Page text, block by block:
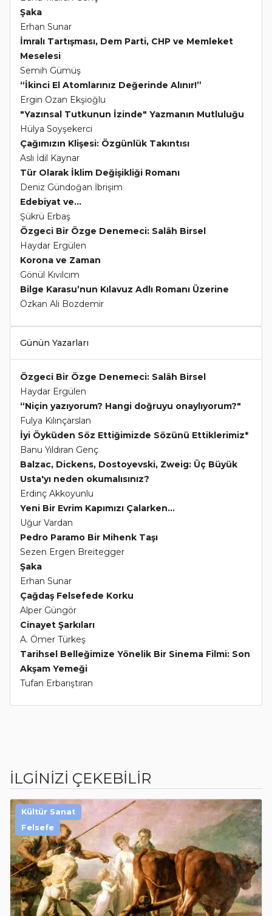
Şaka
Erhan Sunar
İmralı Tartışması, Dem Parti, CHP ve Memleket
Meselesi
Semih Gümüş
“İkinci El Atomlarınız Değerinde Alınır!”
Ergin Ozan Ekşioğlu
"Yazınsal Tutkunun İzinde" Yazmanın Mutluluğu
Hülya Soyşekerci
Çağımızın Klişesi: Özgünlük Takıntısı
Aslı İdil Kaynar
Tür Olarak İklim Değişikliği Romanı
Deniz Gündoğan İbrişim
Edebiyat ve...
Şükrü Erbaş
Özgeci Bir Özge Denemeci: Salâh Birsel
Haydar Ergülen
Korona ve Zaman
Gönül Kıvılcım
Bilge Karasu’nun Kılavuz Adlı Romanı Üzerine
Özkan Ali Bozdemir
Günün Yazarları
Özgeci Bir Özge Denemeci: Salâh Birsel
Haydar Ergülen
“Niçin yazıyorum? Hangi doğruyu onaylıyorum?"
Fulya Kılınçarslan
İyi Öyküden Söz Ettiğimizde Sözünü Ettiklerimiz*
Banu Yıldıran Genç
Balzac, Dickens, Dostoyevski, Zweig: Üç Büyük
Usta'yı neden okumalısınız?
Erdinç Akkoyunlu
Yeni Bir Evrim Kapımızı Çalarken...
Uğur Vardan
Pedro Paramo Bir Mihenk Taşı
Sezen Ergen Breitegger
Şaka
Erhan Sunar
Çağdaş Felsefede Korku
Alper Güngör
Cinayet Şarkıları
A. Ömer Türkeş
Tarihsel Belleğimize Yönelik Bir Sinema Filmi: Son
Akşam Yemeği
Tufan Erbarıştıran
İLGİNİZİ ÇEKEBİLİR
Kültür Sanat
Felsefe